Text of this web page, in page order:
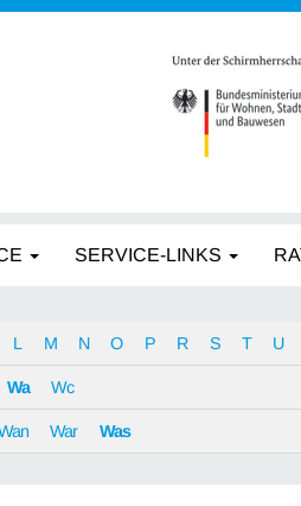
SERVICE-LINKS
L M N O P R S T U
Wa Wc
War Was